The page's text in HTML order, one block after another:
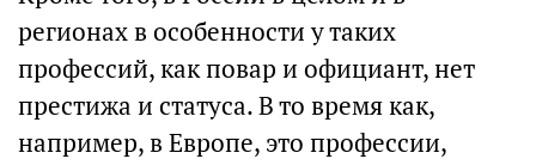
регионах в особенности у таких
профессий, как повар и официант, нет
престижа и статуса. В то время как,
например, в Европе, это профессии,